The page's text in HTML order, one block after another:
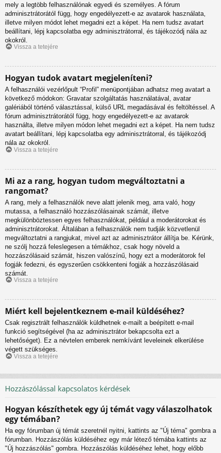
mely a legtöbb felhasználónak egyedi és személyes. A fórum
adminisztrátorától függ, hogy engedélyezett-e az avatarok használata,
illetve milyen módot lehet megadni ezt a képet. Ha nem tudsz avatart
beállítani, lépj kapcsolatba egy adminisztrátorral, és tájékozódj nála az
okokról.
Vissza a tetejére
Hogyan tudok avatart megjeleníteni?
A felhasználói vezérlőpult “Profil” menüpontjában adhatsz meg avatart a
következő módokon: Gravatar szolgáltatás használatával, avatar
galériából történő választással, külső URL megadásával és feltöltéssel. A
fórum adminisztrátorától függ, hogy engedélyezett-e az avatarok
használta, illetve milyen módon lehet megadni ezt a képet. Ha nem tudsz
avatart beállítani, lépj kapcsolatba egy adminisztrátorral, és tájékozódj
nála az okokról.
Vissza a tetejére
Mi az a rang, hogyan tudom megváltoztatni a
rangomat?
A rang, mely a felhasználók neve alatt jelenik meg, arra való, hogy
mutassa, a felhasználó hozzászólásainak számát, illetve
megkülönböztessen egyes felhasználókat, például a moderátorokat és
adminisztrátorokat. Általában a felhasználók nem tudják közvetlenül
megváltoztatni a rangjukat, mivel azt az adminisztrátor állítja be. Kérünk,
ne szólj hozzá feleslegesen a témákhoz, csak hogy növeld a
hozzászólásaid számát, hiszen valószínű, hogy ezt a moderátorok fel
fogják fedezni, és egyszerűen csökkenteni fogják a hozzászólásaid
számát.
Vissza a tetejére
Miért kell bejelentkeznem e-mail küldéséhez?
Csak regisztrált felhasználók küldhetnek e-mailt a beépített e-mail
funkció segítségével (ha az adminisztrátor bekapcsolta ezt a
lehetőséget). Ez a névtelen emberek nemkívánt leveleinek elkerülése
végett szükséges.
Vissza a tetejére
Hozzászólással kapcsolatos kérdések
Hogyan készíthetek egy új témát vagy válaszolhatok
egy témában?
Ha egy fórumban új témát szeretnél nyitni, kattints az "Új téma" gombra a
fórumban. Hozzászólás küldéséhez egy már létező témába kattints az
"Új hozzászólás" gombra. Hozzászólás küldéséhez lehet, hogy előbb